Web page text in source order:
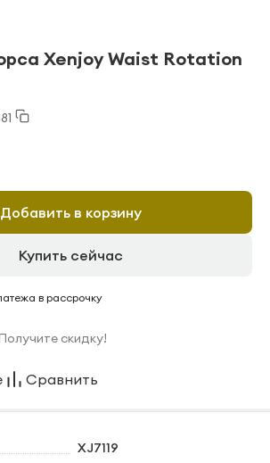
Xenjoy Waist Rotation
XJ7119
Добавить в корзину
Купить сейчас
в рассрочку
скидку!
Сравнить